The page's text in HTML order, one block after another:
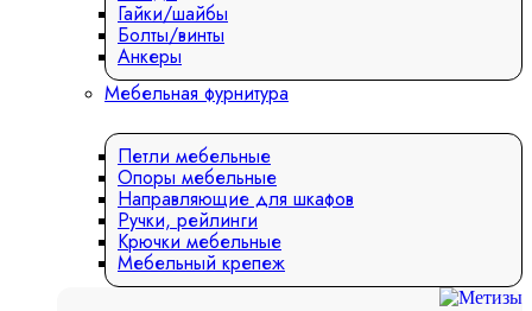
Гайки/шайбы
Болты/винты
Анкеры
Мебельная фурнитура
Петли мебельные
Опоры мебельные
Направляющие для шкафов
Ручки, рейлинги
Крючки мебельные
Мебельный крепеж